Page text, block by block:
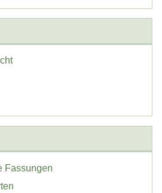
Fassungen